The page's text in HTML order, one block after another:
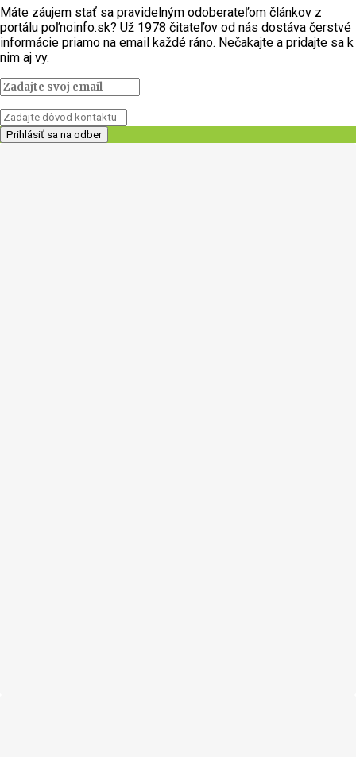
Máte záujem stať sa pravidelným odoberateľom článkov z
portálu poľnoinfo.sk? Už 1978 čitateľov od nás dostáva čerstvé
informácie priamo na email každé ráno. Nečakajte a pridajte sa k
nim aj vy.